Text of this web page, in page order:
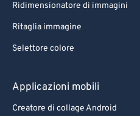
Ridimensionatore di immagini
Ritaglia immagine
Selettore colore
Applicazioni mobili
Creatore di collage Android